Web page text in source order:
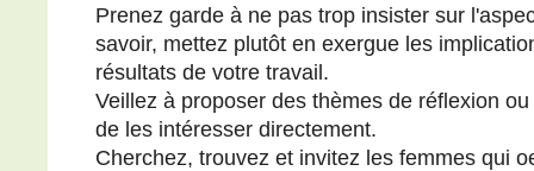
Prenez garde à ne pas trop insister sur
savoir, mettez plutôt en exergue les
résultats de votre travail.
Veillez à proposer des thèmes de réflexion
de les intéresser directement.
Cherchez, trouvez et invitez les femmes qui